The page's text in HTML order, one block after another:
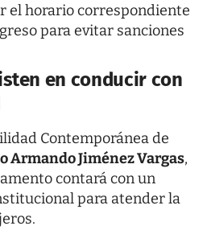
el horario correspondiente
para evitar sanciones
en conducir con
Contemporánea de
Armando Jiménez Vargas,
contará con un
para atender la